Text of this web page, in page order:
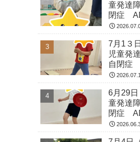
童発達
閉症
7月1３
児童発
自閉症
6月29
童発達
閉症